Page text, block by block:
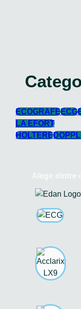
ECOGRAFEECG
LA EFORT
HOLTERE